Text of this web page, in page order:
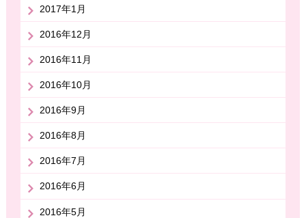
2017年1月
2016年12月
2016年11月
2016年10月
2016年9月
2016年8月
2016年7月
2016年6月
2016年5月